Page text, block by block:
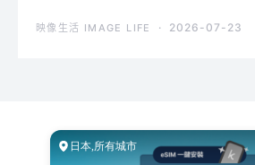
映像生活 IMAGE LIFE 2026-07-23